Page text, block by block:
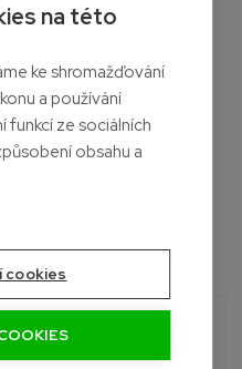
na této
ke shromažďování
a používání
funkcí ze sociálních
obsahu a
cookies